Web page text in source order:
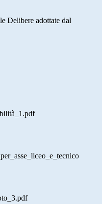
Delibere adottate dal